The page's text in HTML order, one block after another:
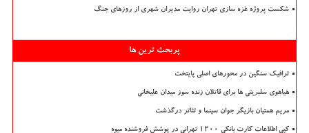
شکست پروژه غزه سازی تهران روایت مدیران شهری از روزهای جنگ
پربحث ترین ها
ترافیک سنگین در محورهای اصلی پایتخت
هیاهوی سلبریتی ها برای قاتلان زنده سوز میدان علیخانی
مریم همتیان بازیگر جوان سینما و تئاتر درگذشت
کپی اطلاعات کارت بانکی ۱۲۰۰ تهرانی در پوشش فروشنده میوه